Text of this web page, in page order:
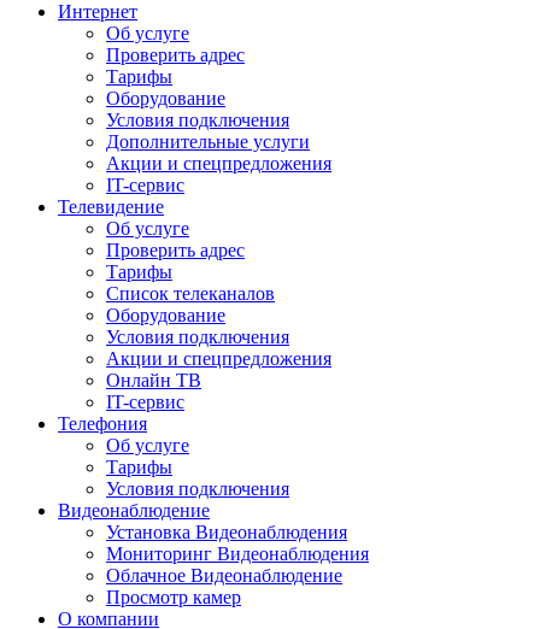
Интернет
Об услуге
Проверить адрес
Тарифы
Оборудование
Условия подключения
Дополнительные услуги
Акции и спецпредложения
IT-сервис
Телевидение
Об услуге
Проверить адрес
Тарифы
Список телеканалов
Оборудование
Условия подключения
Акции и спецпредложения
Онлайн ТВ
IT-сервис
Телефония
Об услуге
Тарифы
Условия подключения
Видеонаблюдение
Установка Видеонаблюдения
Мониторинг Видеонаблюдения
Облачное Видеонаблюдение
Просмотр камер
О компании